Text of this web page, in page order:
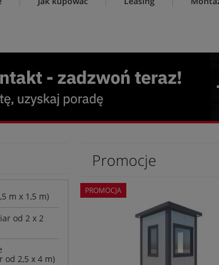
m x 1,5 m)
od 2 x 2
od 2,5 x 4 m)
Promocje
PROMOCJA